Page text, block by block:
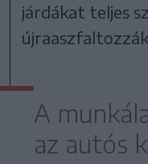
járdákat teljes
újraaszfaltozzák.
A
az autós